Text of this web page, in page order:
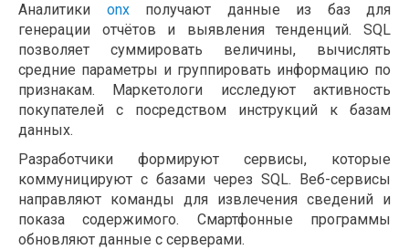
Аналитики onxполучают данные из баз для
генерации отчётов и выявления тенденций. SQL
позволяет суммировать величины, вычислять
средние параметры и группировать информацию по
признакам. Маркетологи исследуют активность
покупателей с посредством инструкций к базам
данных.
Разработчики формируют сервисы, которые
коммуницируют с базами через SQL. Веб-сервисы
направляют команды для извлечения сведений и
показа содержимого. Смартфонные программы
обновляют данные с серверами.